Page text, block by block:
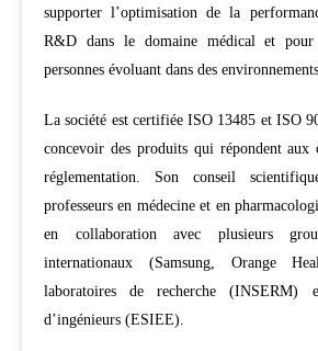
supporter l’optimisation de la
R&D dans le domaine médical et pour
personnes évoluant dans des
La société est certifiée ISO 13485 et ISO
concevoir des produits qui répondent aux
réglementation. Son conseil
professeurs en médecine et en
en collaboration avec plusieurs
internationaux (Samsung, Orange
laboratoires de recherche (INSERM)
d’ingénieurs (ESIEE).